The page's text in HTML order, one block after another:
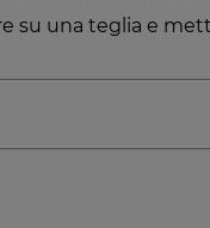
su una teglia e